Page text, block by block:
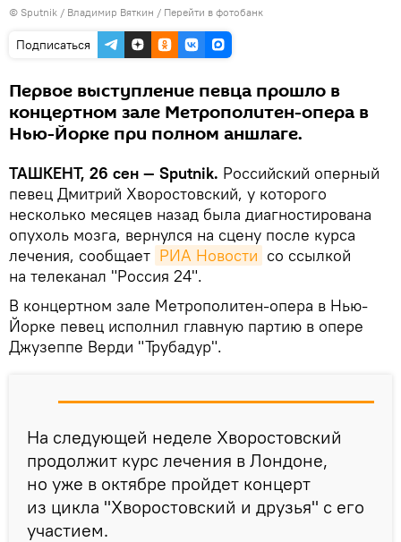
© Sputnik / Владимир Вяткин / Перейти в фотобанк
Подписаться
Первое выступление певца прошло в
концертном зале Метрополитен-опера в
Нью-Йорке при полном аншлаге.
ТАШКЕНТ, 26 сен — Sputnik. Российский оперный
певец Дмитрий Хворостовский, у которого
несколько месяцев назад была диагностирована
опухоль мозга, вернулся на сцену после курса
лечения, сообщает РИА Новости со ссылкой
на телеканал "Россия 24".
В концертном зале Метрополитен-опера в Нью-
Йорке певец исполнил главную партию в опере
Джузеппе Верди "Трубадур".
На следующей неделе Хворостовский
продолжит курс лечения в Лондоне,
но уже в октябре пройдет концерт
из цикла "Хворостовский и друзья" с его
участием.